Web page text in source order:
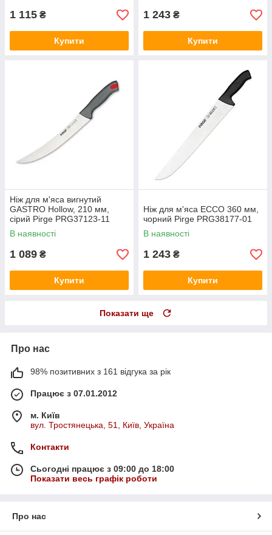
1 115 ₴
Купити
1 243 ₴
Купити
Ніж для м'яса вигнутий
GASTRO Hollow, 210 мм,
сірий Pirge PRG37123-11
В наявності
1 089 ₴
Купити
Ніж для м'яса ECCO 360 мм,
чорний Pirge PRG38177-01
В наявності
1 243 ₴
Купити
Показати ще
Про нас
98% позитивних з 161 відгука за рік
Працює з 07.01.2012
м. Київ
вул. Тростянецька, 51, Київ, Україна
Контакти
Сьогодні працює з 09:00 до 18:00
Показати весь графік роботи
Про нас